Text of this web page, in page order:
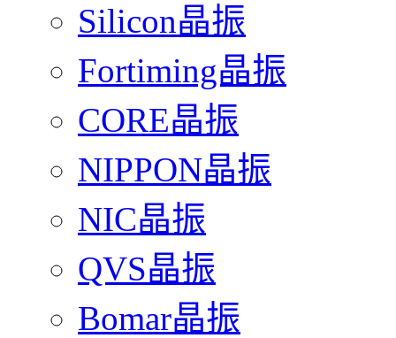
Silicon晶振
Fortiming晶振
CORE晶振
NIPPON晶振
NIC晶振
QVS晶振
Bomar晶振